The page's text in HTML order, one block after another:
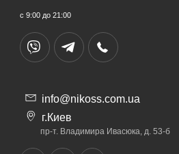
с 9:00 до 21:00
info@nikoss.com.ua
г.Киев
пр-т. Владимира Ивасюка, д. 53-б